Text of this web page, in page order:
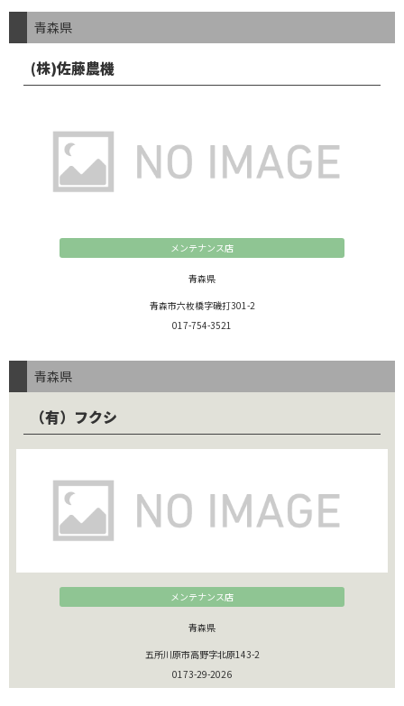
青森県
(株)佐藤農機
メンテナンス店
青森県
青森市六枚橋字磯打301-2
017-754-3521
青森県
（有）フクシ
メンテナンス店
青森県
五所川原市高野字北原143-2
0173-29-2026